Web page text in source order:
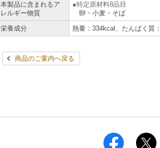
本製品に含まれるア
レルギー物質
特定原材料8品目
卵・小麦・そば
栄養成分
熱量：334kcal、たんぱく質
商品のご案内へ戻る